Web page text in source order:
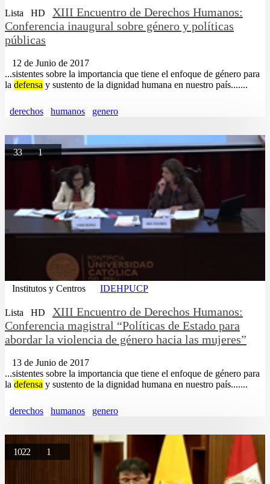
Lista HD
XIII Encuentro de Derechos Humanos:
Conferencia inaugural sobre género y políticas
públicas
12 de Junio de 2017
...sistentes sobre la importancia que tiene el enfoque de género para
la defensa y sustento de la dignidad humana en nuestro país.......
derechos humanos genero
331
Institutos y Centros IDEHPUCP
Lista HD
XIII Encuentro de Derechos Humanos:
Conferencia magistral “Políticas de Estado para
abordar la violencia de género hacia las mujeres”
13 de Junio de 2017
...sistentes sobre la importancia que tiene el enfoque de género para
la defensa y sustento de la dignidad humana en nuestro país.......
derechos humanos genero
1022 1